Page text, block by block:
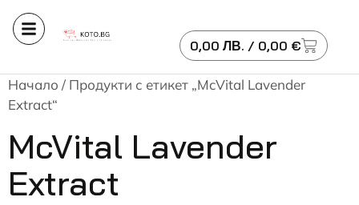
0,00 ЛВ. / 0,00 €
Начало / Продукти с етикет „McVital Lavender
Extract“
McVital Lavender
Extract